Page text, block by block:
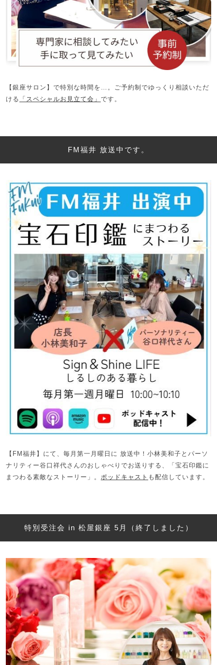
【銀座サロン】で特別な時間を…。ご予約制でゆっくり相談いただ
ける 「スペシャルお見立て会」 です。
FM福井 放送中です。
【FM福井】にて、毎月第一月曜日に 放送中！小林美和子とパーソ
ナリティー谷口祥代さんのおしゃべりでお送りする、「宝石印鑑に
まつわる素敵なストーリー」。 ポッドキャスト も配信しています。
特別受注会 in 松屋銀座 5月（終了しました）